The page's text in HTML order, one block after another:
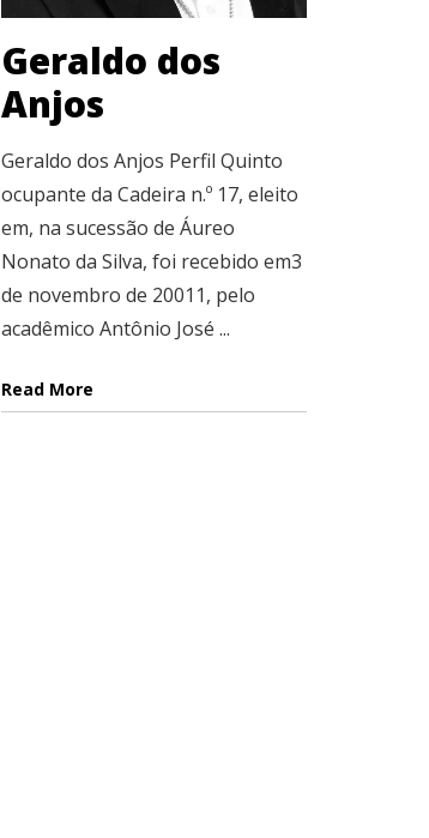
Geraldo dos
Anjos
Geraldo dos Anjos Perfil Quinto
ocupante da Cadeira n.º 17, eleito
em, na sucessão de Áureo
Nonato da Silva, foi recebido em3
de novembro de 20011, pelo
acadêmico Antônio José ...
Read More